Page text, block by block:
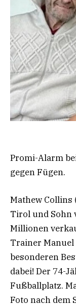
Promi-Alarm
gegen Fügen.
Mathew Collins
Tirol und Sohn
Millionen
Trainer Manuel
besonderen
dabei! Der 74-
Fußballplatz.
Foto nach dem